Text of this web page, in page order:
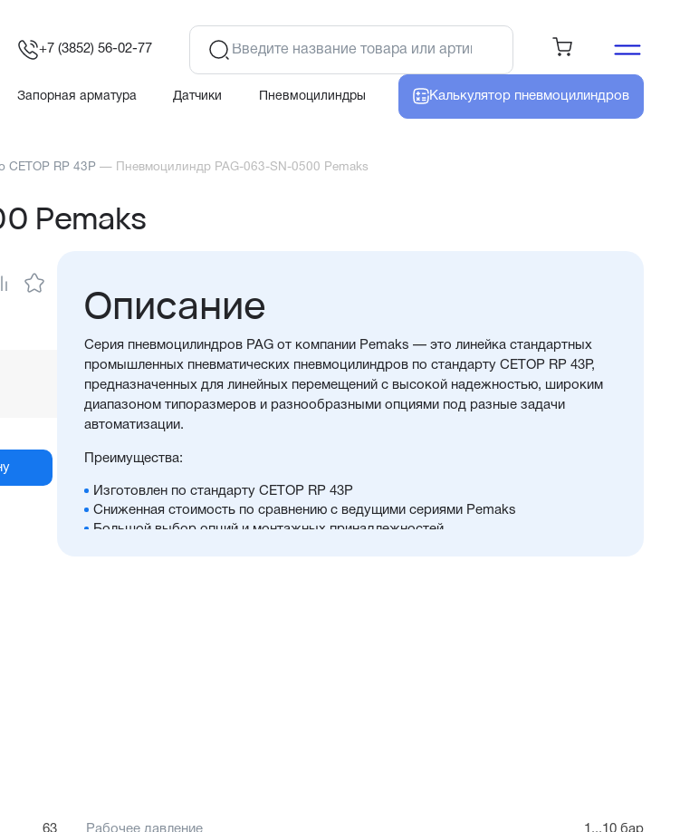
+7 (3852) 56-02-77
Запорная арматура Датчики Пневмоцилиндры Калькулятор пневмоцилиндров
CETOP RP 43P — Пневмоцилиндр PAG-063-SN-0500 Pemaks
Pemaks
Описание
Серия пневмоцилиндров PAG от компании Pemaks — это линейка стандартных
промышленных пневматических пневмоцилиндров по стандарту CETOP RP 43P,
предназначенных для линейных перемещений с высокой надежностью, широким
диапазоном типоразмеров и разнообразными опциями под разные задачи
автоматизации.
Преимущества:
Изготовлен по стандарту CETOP RP 43P
Сниженная стоимость по сравнению с ведущими сериями Pemaks
Большой выбор опций и монтажных принадлежностей
63 Рабочее давление 1...10 бар